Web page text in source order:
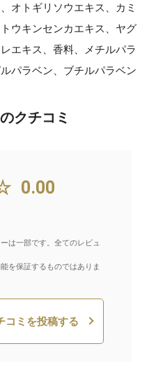
オトギリソウエキス、カミ
ウキンセンカエキス、ヤグ
エキス、香料、メチルパラ
パラベン、ブチルパラベン
クチコミ
0.00
は一部です。全てのレビュ
を保証するものではありま
コミを投稿する